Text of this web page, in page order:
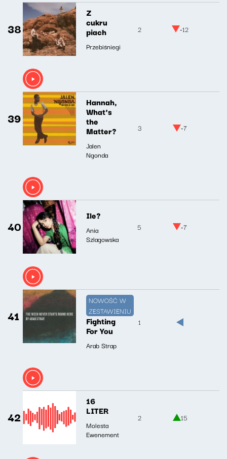
38
Z
cukru
piach
Przebiśniegi
2 -12
39
Hannah,
What's
the
Matter?
Jalen
Ngonda
3 -7
40
Ile?
Ania
Szlagowska
5 -7
41
NOWOŚĆ W
ZESTAWIENIU
Fighting
For You
Arab Strap
1
42
16
LITER
Molesta
Ewenement
2 15